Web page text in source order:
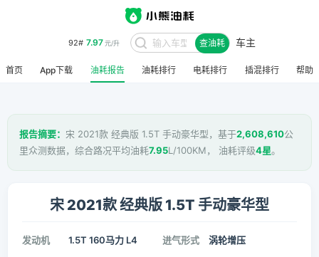
92# 7.97元/升 查油耗 车主
首页 App下载 油耗报告 油耗排行 电耗排行 插混排行 帮助
报告摘要： 宋 2021款 经典版 1.5T 手动豪华型，基于2,608,610公
里众测数据，综合路况平均油耗7.95L/100KM， 油耗评级4星。
宋 2021款 经典版 1.5T 手动豪华型
发动机 1.5T 160马力 L4 进气形式 涡轮增压